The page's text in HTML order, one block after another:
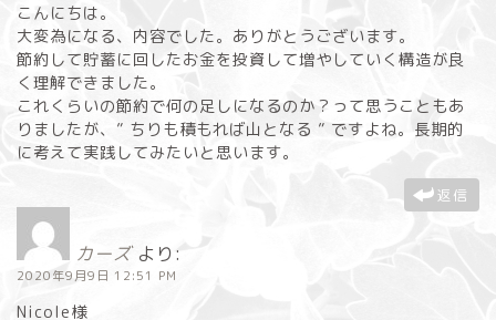
こんにちは。
大変為になる、内容でした。ありがとうございます。
節約して貯蓄に回したお金を投資して増やしていく構造が良
く理解できました。
これくらいの節約で何の足しになるのか？って思うこともあ
りましたが、” ちりも積もれば山となる ” ですよね。長期的
に考えて実践してみたいと思います。
返信
カーズ より:
2020年9月9日 12:51 PM
Nicole様